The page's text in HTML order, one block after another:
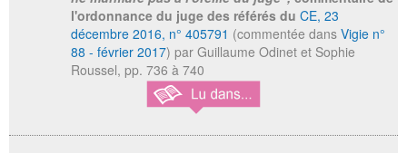
l'ordonnance du juge des référés du CE, 23
décembre 2016, n° 405791 (commentée dans Vigie n°
88 - février 2017) par Guillaume Odinet et Sophie
Roussel, pp. 736 à 740